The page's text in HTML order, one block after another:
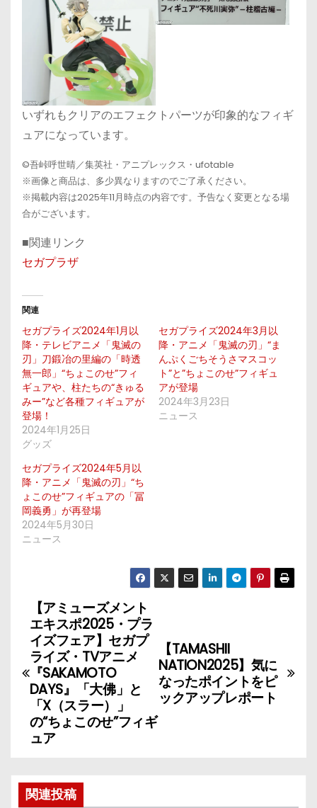
いずれもクリアのエフェクトパーツが印象的なフィギ
ュアになっています。
©吾峠呼世晴／集英社・アニプレックス・ufotable
※画像と商品は、多少異なりますのでご了承ください。
※掲載内容は2025年11月時点の内容です。予告なく変更となる場
合がございます。
■関連リンク
セガプラザ
関連
セガプライズ2024年1月以
降・テレビアニメ「鬼滅の
刃」刀鍛冶の里編の「時透
無一郎」“ちょこのせ”フィ
ギュアや、柱たちの“きゅる
みー”など各種フィギュアが
登場！
2024年1月25日
グッズ
セガプライズ2024年3月以
降・アニメ「鬼滅の刃」“ま
んぷくごちそうさマスコッ
ト”と”ちょこのせ”フィギュ
アが登場
2024年3月23日
ニュース
セガプライズ2024年5月以
降・アニメ「鬼滅の刃」“ち
ょこのせ”フィギュアの「冨
岡義勇」が再登場
2024年5月30日
ニュース
投
稿
ナ
ビ
ゲ
シ
【TAMASHII
NATION2025】気に
なったポイントをピ
ックアップレポート
【アミューズメント
エキスポ2025・プラ
イズフェア】セガプ
ライズ・TVアニメ
『SAKAMOTO
DAYS』「大佛」と
「X（スラー）」
の“ちょこのせ”フィギ
ュア
関連投稿